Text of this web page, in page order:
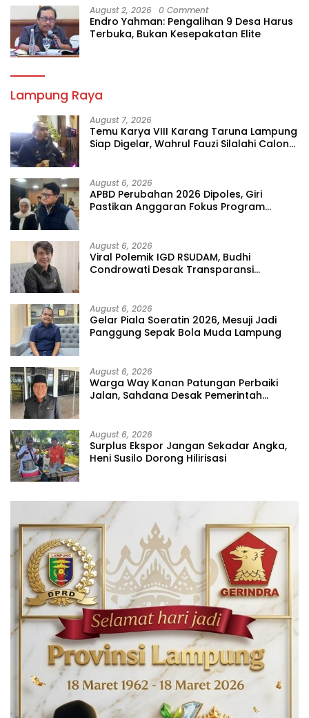
August 2, 2026 0 Comment
Endro Yahman: Pengalihan 9 Desa Harus
Terbuka, Bukan Kesepakatan Elite
Lampung Raya
August 7, 2026
Temu Karya VIII Karang Taruna Lampung
Siap Digelar, Wahrul Fauzi Silalahi Calon
August 6, 2026
APBD Perubahan 2026 Dipoles, Giri
Pastikan Anggaran Fokus Program
August 6, 2026
Viral Polemik IGD RSUDAM, Budhi
Condrowati Desak Transparansi
August 6, 2026
Gelar Piala Soeratin 2026, Mesuji Jadi
Panggung Sepak Bola Muda Lampung
August 6, 2026
Warga Way Kanan Patungan Perbaiki
Jalan, Sahdana Desak Pemerintah
August 6, 2026
Surplus Ekspor Jangan Sekadar Angka,
Heni Susilo Dorong Hilirisasi